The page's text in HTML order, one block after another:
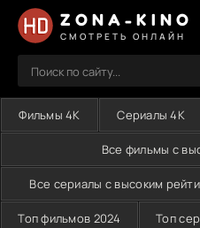
ZONA-KINO
СМОТРЕТЬ ОНЛАЙН
Фильмы 4K Сериалы 4K
Все фильмы с
Все сериалы с высоким
Топ фильмов 2024 Топ